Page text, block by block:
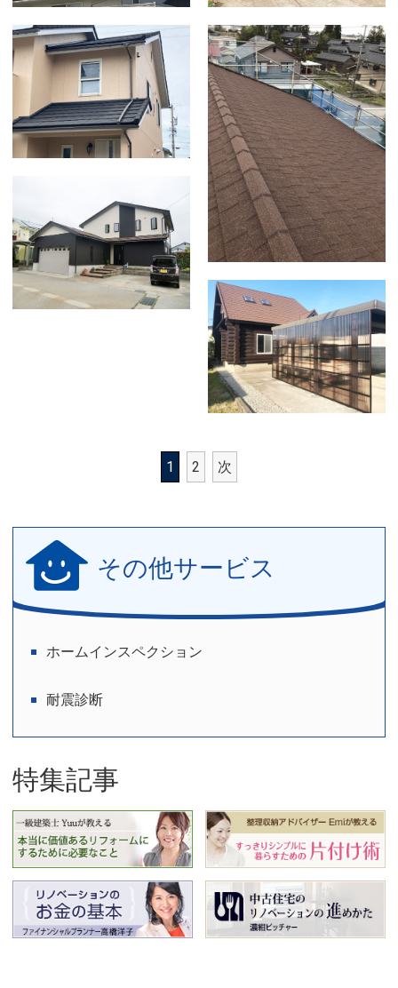
1 2 次
その他サービス
ホームインスペクション
耐震診断
特集記事